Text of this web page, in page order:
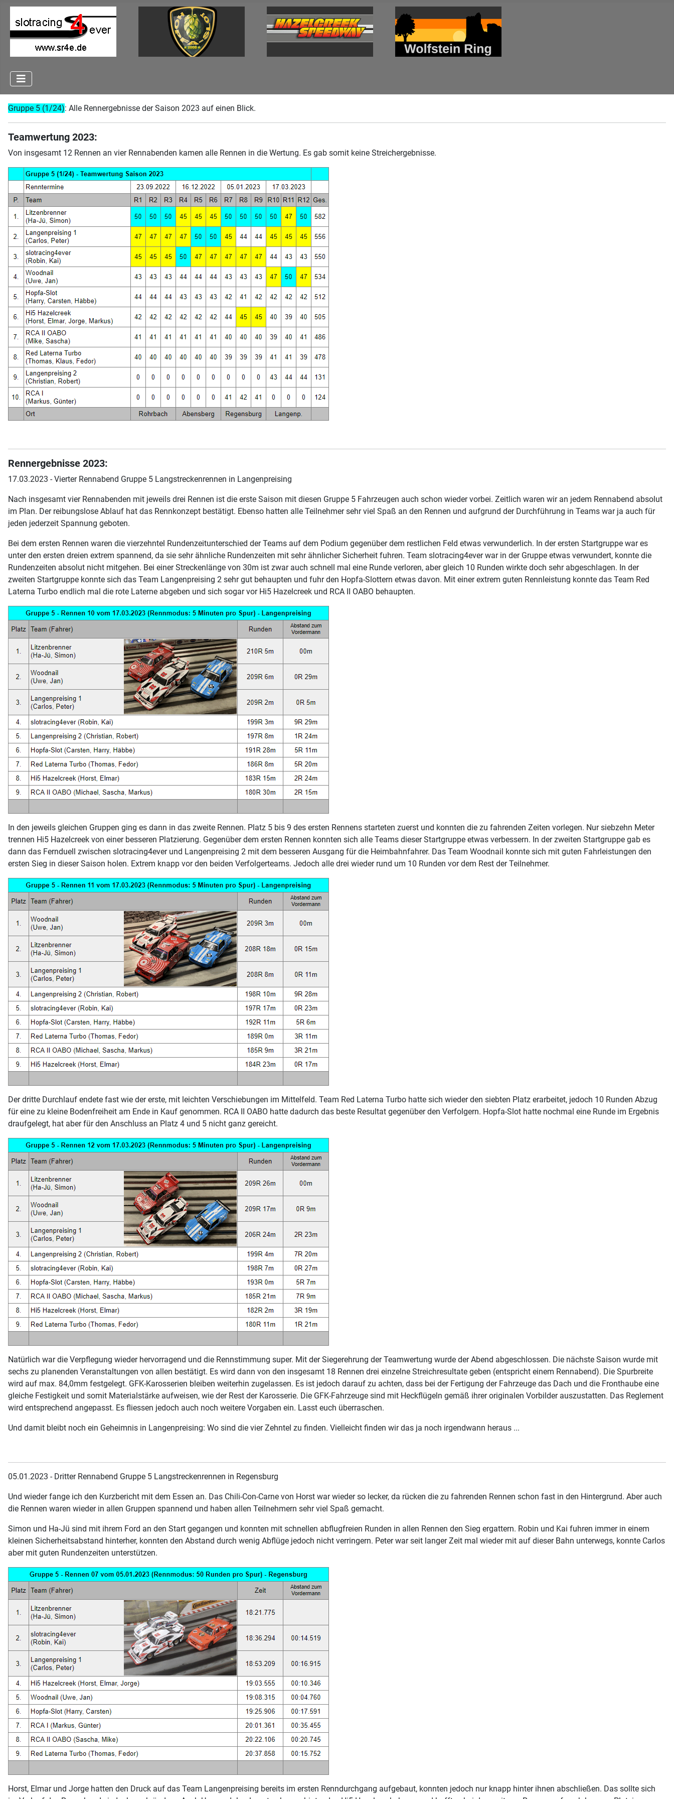
Gruppe 5 (1/24): Alle Rennergebnisse der Saison 2023 auf einen Blick.
Teamwertung 2023:
Von insgesamt 12 Rennen an vier Rennabenden kamen alle Rennen in die Wertung. Es gab somit keine Streichergebnisse.
Rennergebnisse 2023:
17.03.2023 - Vierter Rennabend Gruppe 5 Langstreckenrennen in Langenpreising
Nach insgesamt vier Rennabenden mit jeweils drei Rennen ist die erste Saison mit diesen Gruppe 5 Fahrzeugen auch schon wieder vorbei. Zeitlich waren wir an jedem Rennabend absolut
im Plan. Der reibungslose Ablauf hat das Rennkonzept bestätigt. Ebenso hatten alle Teilnehmer sehr viel Spaß an den Rennen und aufgrund der Durchführung in Teams war ja auch für
jeden jederzeit Spannung geboten.
Bei dem ersten Rennen waren die vierzehntel Rundenzeitunterschied der Teams auf dem Podium gegenüber dem restlichen Feld etwas verwunderlich. In der ersten Startgruppe war es
unter den ersten dreien extrem spannend, da sie sehr ähnliche Rundenzeiten mit sehr ähnlicher Sicherheit fuhren. Team slotracing4ever war in der Gruppe etwas verwundert, konnte die
Rundenzeiten absolut nicht mitgehen. Bei einer Streckenlänge von 30m ist zwar auch schnell mal eine Runde verloren, aber gleich 10 Runden wirkte doch sehr abgeschlagen. In der
zweiten Startgruppe konnte sich das Team Langenpreising 2 sehr gut behaupten und fuhr den Hopfa-Slottern etwas davon. Mit einer extrem guten Rennleistung konnte das Team Red
Laterna Turbo endlich mal die rote Laterne abgeben und sich sogar vor Hi5 Hazelcreek und RCA II OABO behaupten.
In den jeweils gleichen Gruppen ging es dann in das zweite Rennen. Platz 5 bis 9 des ersten Rennens starteten zuerst und konnten die zu fahrenden Zeiten vorlegen. Nur siebzehn Meter
trennen Hi5 Hazelcreek von einer besseren Platzierung. Gegenüber dem ersten Rennen konnten sich alle Teams dieser Startgruppe etwas verbessern. In der zweiten Startgruppe gab es
dann das Fernduell zwischen slotracing4ever und Langenpreising 2 mit dem besseren Ausgang für die Heimbahnfahrer. Das Team Woodnail konnte sich mit guten Fahrleistungen den
ersten Sieg in dieser Saison holen. Extrem knapp vor den beiden Verfolgerteams. Jedoch alle drei wieder rund um 10 Runden vor dem Rest der Teilnehmer.
Der dritte Durchlauf endete fast wie der erste, mit leichten Verschiebungen im Mittelfeld. Team Red Laterna Turbo hatte sich wieder den siebten Platz erarbeitet, jedoch 10 Runden Abzug
für eine zu kleine Bodenfreiheit am Ende in Kauf genommen. RCA II OABO hatte dadurch das beste Resultat gegenüber den Verfolgern. Hopfa-Slot hatte nochmal eine Runde im Ergebnis
draufgelegt, hat aber für den Anschluss an Platz 4 und 5 nicht ganz gereicht.
Natürlich war die Verpflegung wieder hervorragend und die Rennstimmung super. Mit der Siegerehrung der Teamwertung wurde der Abend abgeschlossen. Die nächste Saison wurde mit
sechs zu planenden Veranstaltungen von allen bestätigt. Es wird dann von den insgesamt 18 Rennen drei einzelne Streichresultate geben (entspricht einem Rennabend). Die Spurbreite
wird auf max. 84,0mm festgelegt. GFK-Karosserien bleiben weiterhin zugelassen. Es ist jedoch darauf zu achten, dass bei der Fertigung der Fahrzeuge das Dach und die Fronthaube eine
gleiche Festigkeit und somit Materialstärke aufweisen, wie der Rest der Karosserie. Die GFK-Fahrzeuge sind mit Heckflügeln gemäß ihrer originalen Vorbilder auszustatten. Das Reglement
wird entsprechend angepasst. Es fliessen jedoch auch noch weitere Vorgaben ein. Lasst euch überraschen.
Und damit bleibt noch ein Geheimnis in Langenpreising: Wo sind die vier Zehntel zu finden. Vielleicht finden wir das ja noch irgendwann heraus ...
05.01.2023 - Dritter Rennabend Gruppe 5 Langstreckenrennen in Regensburg
Und wieder fange ich den Kurzbericht mit dem Essen an. Das Chili-Con-Carne von Horst war wieder so lecker, da rücken die zu fahrenden Rennen schon fast in den Hintergrund. Aber auch
die Rennen waren wieder in allen Gruppen spannend und haben allen Teilnehmern sehr viel Spaß gemacht.
Simon und Ha-Jü sind mit ihrem Ford an den Start gegangen und konnten mit schnellen abflugfreien Runden in allen Rennen den Sieg ergattern. Robin und Kai fuhren immer in einem
kleinen Sicherheitsabstand hinterher, konnten den Abstand durch wenig Abflüge jedoch nicht verringern. Peter war seit langer Zeit mal wieder mit auf dieser Bahn unterwegs, konnte Carlos
aber mit guten Rundenzeiten unterstützen.
Horst, Elmar und Jorge hatten den Druck auf das Team Langenpreising bereits im ersten Renndurchgang aufgebaut, konnten jedoch nur knapp hinter ihnen abschließen. Das sollte sich